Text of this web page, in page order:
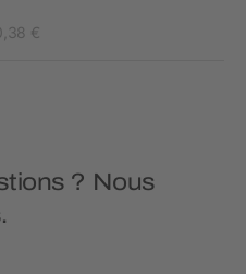
€
? Nous